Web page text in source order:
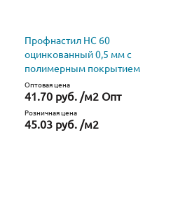
Профнастил НС 60
оцинкованный 0,5 мм с
полимерным покрытием
Оптовая цена
41.70 руб. /м2 Опт
Розничная цена
45.03 руб. /м2